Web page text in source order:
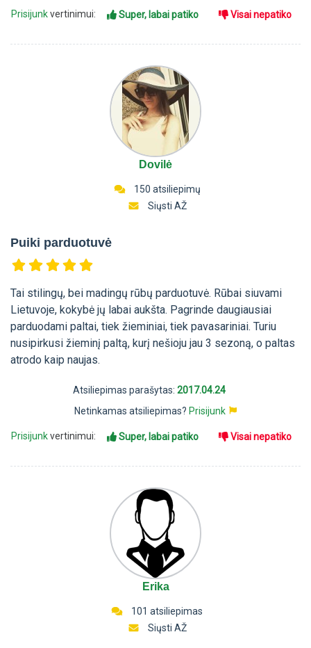
Prisijunkvertinimui: Super, labai patiko Visai nepatiko
Dovilė
150 atsiliepimų
Siųsti AŽ
Puiki parduotuvė
Tai stilingų, bei madingų rūbų parduotuvė. Rūbai siuvami
Lietuvoje, kokybė jų labai aukšta. Pagrinde daugiausiai
parduodami paltai, tiek žieminiai, tiek pavasariniai. Turiu
nusipirkusi žieminį paltą, kurį nešioju jau 3 sezoną, o paltas
atrodo kaip naujas.
Atsiliepimas parašytas: 2017.04.24
Netinkamas atsiliepimas? Prisijunk
Prisijunkvertinimui: Super, labai patiko Visai nepatiko
Erika
101 atsiliepimas
Siųsti AŽ